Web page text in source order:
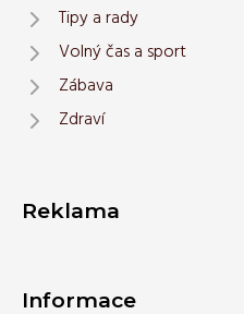
Tipy a rady
Volný čas a sport
Zábava
Zdraví
Reklama
Informace